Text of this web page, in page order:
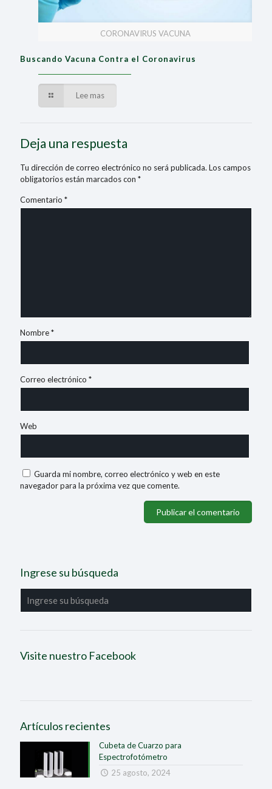
CORONAVIRUS VACUNA
Buscando Vacuna Contra el Coronavirus
Lee mas
Deja una respuesta
Tu dirección de correo electrónico no será publicada. Los campos
obligatorios están marcados con *
Comentario *
Nombre*
Correo electrónico *
Web
Guarda mi nombre, correo electrónico y web en este
navegador para la próxima vez que comente.
Ingrese su búsqueda
Visite nuestro Facebook
Artículos recientes
Cubeta de Cuarzo para
Espectrofotómetro
25 agosto, 2024